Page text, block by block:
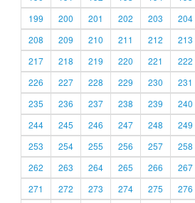
199
200 201 202 203 204
208
209 210 211 212 213
217
218 219 220 221 222
226
227 228 229 230 231
235
236 237 238 239 240
244
245 246 247 248 249
253
254 255 256 257 258
262
263 264 265 266 267
271
272 273 274 275 276